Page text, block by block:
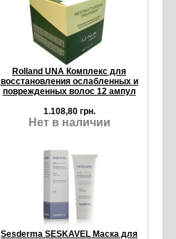
Rolland UNA Комплекс для
восстановления ослабленных и
поврежденных волос 12 ампул
1.108,80 грн.
Нет в наличии
Sesderma SESKAVEL Маска для